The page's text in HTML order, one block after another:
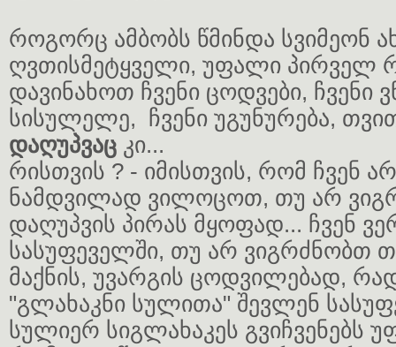
როგორც ამბობს წმინდა სვიმეონ
ღვთისმეტყველი, უფალი პირველ
დავინახოთ ჩვენი ცოდვები, ჩვენი
სისულელე, ჩვენი უგუნურება,
დაღუპვაც კი...
რისთვის ? - იმისთვის, რომ ჩვენ
ნამდვილად ვილოცოთ, თუ არ
დაღუპვის პირას მყოფად... ჩვენ
სასუფეველში, თუ არ ვიგრძნობთ
მაქნის, უვარგის ცოდვილებად,
"გლახაკნი სულითა" შევლენ
სულიერ სიგლახაკეს გვიჩვენებს